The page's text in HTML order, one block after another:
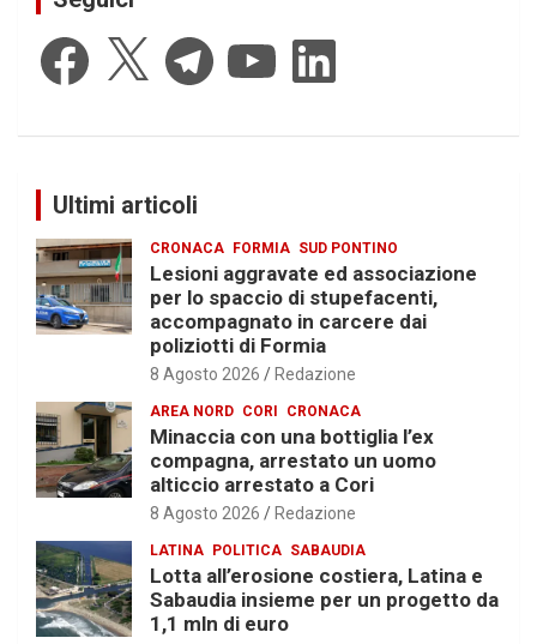
Facebook Telegram YouTube LinkedIn
Ultimi articoli
CRONACA FORMIA SUD PONTINO
Lesioni aggravate ed associazione
per lo spaccio di stupefacenti,
accompagnato in carcere dai
poliziotti di Formia
8 Agosto 2026 Redazione
AREA NORD CORI CRONACA
Minaccia con una bottiglia l’ex
compagna, arrestato un uomo
alticcio arrestato a Cori
8 Agosto 2026 Redazione
LATINA POLITICA SABAUDIA
Lotta all’erosione costiera, Latina e
Sabaudia insieme per un progetto da
1,1 mln di euro